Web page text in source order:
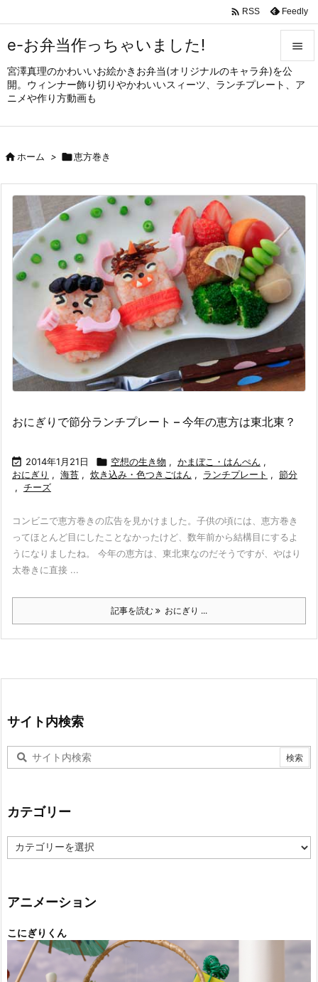
e-お弁当作っちゃいました!
宮澤真理のかわいいお絵かきお弁当(オリジナルのキャラ弁)を公
開。ウィンナー飾り切りやかわいいスィーツ、ランチプレート、ア
ニメや作り方動画も


メニュ
サイド

次へ

検索
 RSS Feedly
ホーム > 恵方巻き
おにぎりで節分ランチプレート – 今年の恵方は東北東？
 2014年1月21日  空想の生き物 , かまぼこ・はんぺん ,
おにぎり , 海苔 , 炊き込み・色つきごはん , ランチプレート , 節分
, チーズ
コンビニで恵方巻きの広告を見かけました。子供の頃には、恵方巻き
ってほとんど目にしたことなかったけど、数年前から結構目にするよ
うになりましたね。 今年の恵方は、東北東なのだそうですが、やはり
太巻きに直接 ...
記事を読む おにぎり ...
サイト内検索
カテゴリー
テ
ー
アニメーション
こにぎりくん